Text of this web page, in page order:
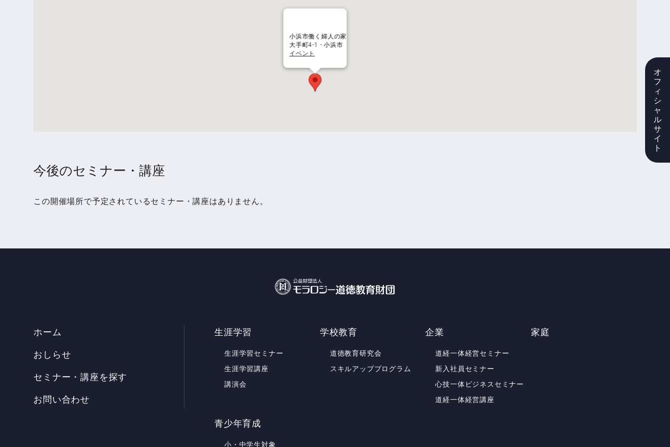
オ
フ
ィ
シ
ャ
ル
サ
イ
ト
小浜市働く婦人の家
大手町4-1 - 小浜市
イベント
今後のセミナー・講座
この開催場所で予定されているセミナー・講座はありません。
ホーム
おしらせ
セミナー・講座を探す
お問い合わせ
生涯学習
生涯学習セミナー
生涯学習講座
講演会
学校教育
道徳教育研究会
スキルアッププログラム
企業
道経一体経営セミナー
新入社員セミナー
心技一体ビジネスセミナー
道経一体経営講座
家庭
青少年育成
小・中学生対象